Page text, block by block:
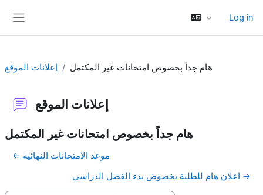
Log in
إعلانات الموقع هام جداً بخصوص امتحانات غير المكتمل
إعلانات الموقع
هام جداً بخصوص امتحانات غير المكتمل
← موعد الامتحانات النهائية
اعلان هام للطلبة بخصوص بدء الفصل الدراسي →